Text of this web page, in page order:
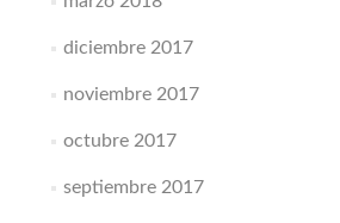
diciembre 2017
noviembre 2017
octubre 2017
septiembre 2017